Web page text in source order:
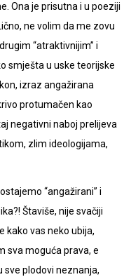
Ona je prisutna i u poeziji
ne volim da me zovu
“atraktivnijim” i
smješta u uske teorijske
izraz angažirana
protumačen kao
negativni naboj prelijeva
zlim ideologijama,
“angažirani” i
Štaviše, nije svačiji
kako vas neko ubija,
sva moguća prava, e
sve plodovi neznanja,